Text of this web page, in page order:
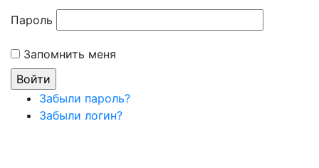
Пароль
Запомнить меня
Забыли пароль?
Забыли логин?